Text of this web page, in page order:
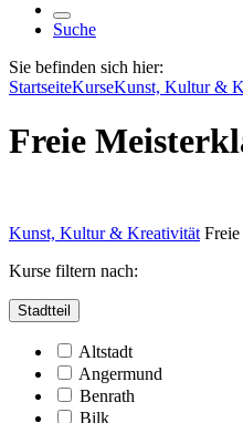
Suche
Sie befinden sich hier:
StartseiteKurseKunst, Kultur &
Freie
Kunst, Kultur & Kreativität Freie
Kurse filtern nach:
Stadtteil
Altstadt
Angermund
Benrath
Bilk